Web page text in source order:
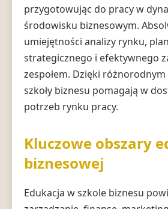
przygotowując do pracy w
środowisku biznesowym.
umiejętności analizy rynku,
strategicznego i efektywnego
zespołem. Dzięki
szkoły biznesu pomagają w
potrzeb rynku pracy.
Kluczowe obszary
biznesowej
Edukacja w szkole biznesu